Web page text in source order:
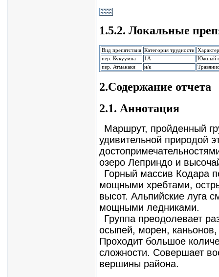
1.5.2. Локальные
Вид препятствия Категория трудности
пер. Кукуумна
1А
Южный
пер. Атманаки
н/к
2.Содержание отчета
2.1. Аннотация
Маршрут, пройденный
удивительной природой
озеро Леприндо и
Горный массив Кодара
мощными хребтами,
высот. Альпийские луга
мощными ледниками.
Группа преодолевает
осыпей, морен,
Проходит большое
сложности. Совершает
вершины района.